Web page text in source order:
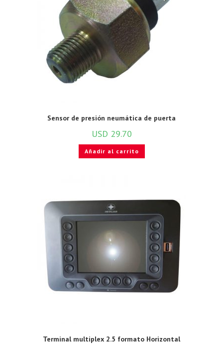
Sensor de presión neumática de puerta
USD 29.70
Añadir al carrito
Terminal multiplex 2.5 formato Horizontal